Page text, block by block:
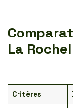
La
Critères